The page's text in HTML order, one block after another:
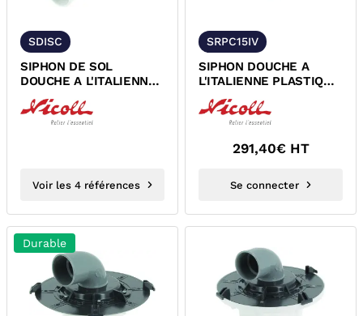
SDISC
SIPHON DE SOL
DOUCHE A L'ITALIENNE
PVC-C A COLLER NF
NICOLL SICAX
Voir les 4 références
SRPC15IV
SIPHON DOUCHE A
L'ITALIENNE PLASTIQUE
SORTIE VERTICALE NF
NICOLL...
291,40€ HT
Se connecter
Durable